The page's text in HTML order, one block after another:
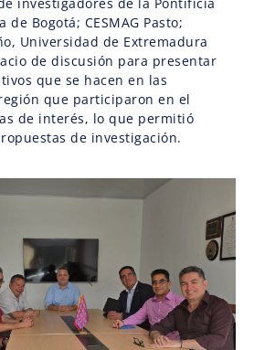
Bogotá; CESMAG Pasto;
Universidad de Extremadura
de discusión para presentar
que se hacen en las
que participaron en el
de interés, lo que permitió
de investigación.